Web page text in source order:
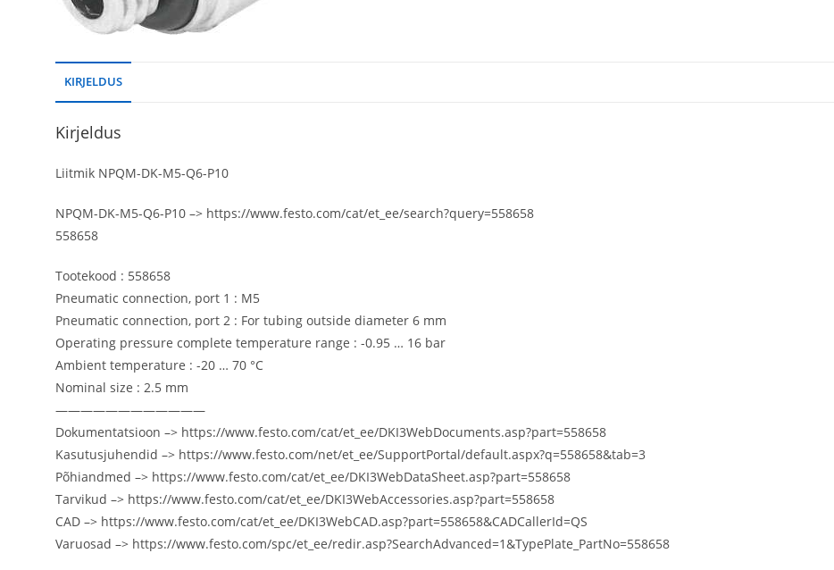
KIRJELDUS
Kirjeldus
Liitmik NPQM-DK-M5-Q6-P10
NPQM-DK-M5-Q6-P10 –> https://www.festo.com/cat/et_ee/search?query=558658
558658
Tootekood : 558658
Pneumatic connection, port 1 : M5
Pneumatic connection, port 2 : For tubing outside diameter 6 mm
Operating pressure complete temperature range : -0.95 … 16 bar
Ambient temperature : -20 … 70 °C
Nominal size : 2.5 mm
————————————
Dokumentatsioon –> https://www.festo.com/cat/et_ee/DKI3WebDocuments.asp?part=558658
Kasutusjuhendid –> https://www.festo.com/net/et_ee/SupportPortal/default.aspx?q=558658&tab=3
Põhiandmed –> https://www.festo.com/cat/et_ee/DKI3WebDataSheet.asp?part=558658
Tarvikud –> https://www.festo.com/cat/et_ee/DKI3WebAccessories.asp?part=558658
CAD –> https://www.festo.com/cat/et_ee/DKI3WebCAD.asp?part=558658&CADCallerId=QS
Varuosad –> https://www.festo.com/spc/et_ee/redir.asp?SearchAdvanced=1&TypePlate_PartNo=558658